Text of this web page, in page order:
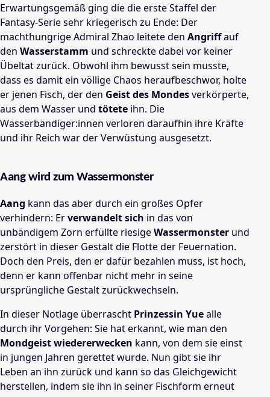
Erwartungsgemäß ging die die erste Staffel der
Fantasy-Serie sehr kriegerisch zu Ende: Der
machthungrige Admiral Zhao leitete den Angriffauf
den Wasserstamm und schreckte dabei vor keiner
Übeltat zurück. Obwohl ihm bewusst sein musste,
dass es damit ein völlige Chaos heraufbeschwor, holte
er jenen Fisch, der den Geist des Mondesverkörperte,
aus dem Wasser und tötete ihn. Die
Wasserbändiger:innen verloren daraufhin ihre Kräfte
und ihr Reich war der Verwüstung ausgesetzt.
Aang wird zum Wassermonster
Aang kann das aber durch ein großes Opfer
verhindern: Erverwandelt sich in das von
unbändigem Zorn erfüllte riesigeWassermonster und
zerstört in dieser Gestalt die Flotte der Feuernation.
Doch den Preis, den er dafür bezahlen muss, ist hoch,
denn er kann offenbar nicht mehr in seine
ursprüngliche Gestalt zurückwechseln.
In dieser Notlage überrascht Prinzessin Yuealle
durch ihr Vorgehen: Sie hat erkannt, wie man den
Mondgeist wiedererwecken kann, von dem sie einst
in jungen Jahren gerettet wurde. Nun gibt sie ihr
Leben an ihn zurück und kann so das Gleichgewicht
herstellen, indem sie ihn in seiner Fischform erneut